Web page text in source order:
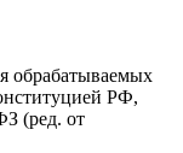
обрабатываемых
РФ,
(ред. от